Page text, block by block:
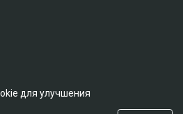
для улучшения